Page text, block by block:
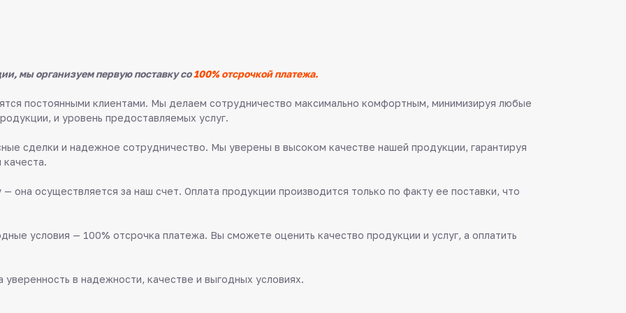
мы организуем первую поставку со100% отсрочкой платежа.
постоянными клиентами. Мы делаем сотрудничество максимально комфортным, минимизируя любые
и уровень предоставляемых услуг.
сделки и надежное сотрудничество. Мы уверены в высоком качестве нашей продукции, гарантируя
качеста.
она осуществляется за наш счет. Оплата продукции производится только по факту ее поставки, что
условия — 100% отсрочка платежа. Вы сможете оценить качество продукции и услуг, а оплатить
в надежности, качестве и выгодных условиях.